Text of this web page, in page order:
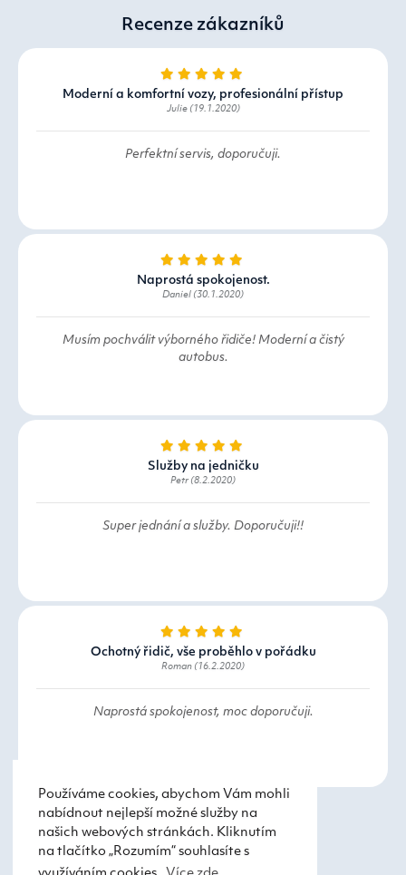
Používáme cookies, abychom Vám mohli
nabídnout nejlepší možné služby na
našich webových stránkách. Kliknutím
na tlačítko „Rozumím“ souhlasíte s
Recenze zákazníků
Moderní a komfortní vozy, profesionální přístup
Julie (19.1.2020)
Perfektní servis, doporučuji.
Naprostá spokojenost.
Daniel (30.1.2020)
Musím pochválit výborného řidiče! Moderní a čistý
autobus.
Služby na jedničku
Petr (8.2.2020)
Super jednání a služby. Doporučuji!!
Ochotný řidič, vše proběhlo v pořádku
Roman (16.2.2020)
Naprostá spokojenost, moc doporučuji.